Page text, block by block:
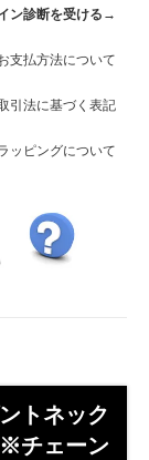
ン診断を受ける→
支払方法について
引法に基づく表記
ッピングについて
トネック
チェーン